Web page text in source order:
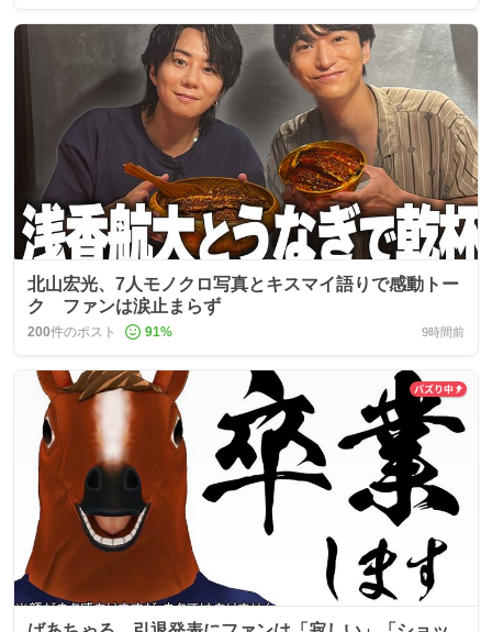
北山宏光、7人モノクロ写真とキスマイ語りで感動トー
ク ファンは涙止まらず
200件のポスト 91% 9時間前